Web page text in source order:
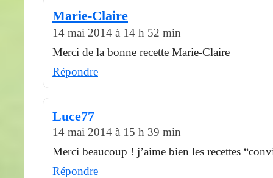
Marie-Claire
14 mai 2014 à 14 h 52 min
Merci de la bonne recette Marie-Claire
Répondre
Luce77
14 mai 2014 à 15 h 39 min
Merci beaucoup ! j’aime bien les recettes
Répondre